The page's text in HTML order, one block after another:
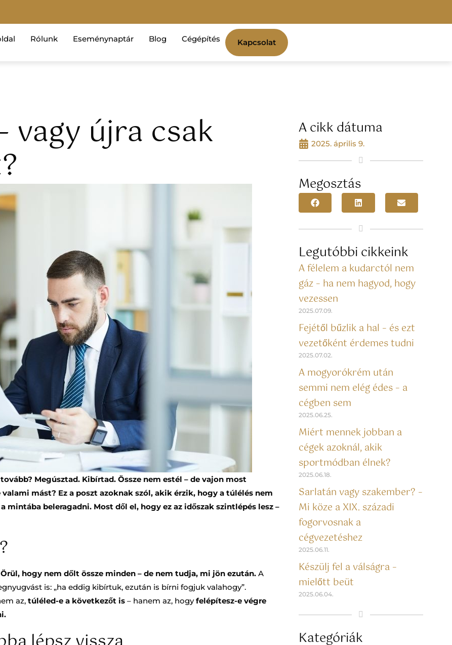
Rólunk Eseménynaptár Blog Cégépítés Kapcsolat
vagy újra csak
Megúsztad. Kibírtad. Össze nem estél – de vajon most
mást? Ez a poszt azoknak szól, akik érzik, hogy a túlélés nem
mintába beleragadni. Most dől el, hogy ez az időszak szintlépés lesz –
Örül, hogy nem dőlt össze minden – de nem tudja, mi jön ezután. A
is: „ha eddig kibírtuk, ezután is bírni fogjuk valahogy”.
az, túléled-e a következőt is – hanem az, hogyfelépítesz-e végre
A cikk dátuma
2025. április 9.
Megosztás
Legutóbbi cikkeink
A félelem a kudarctól nem
gáz – ha nem hagyod, hogy
vezessen
2025.07.09.
Fejétől bűzlik a hal – és ezt
vezetőként érdemes tudni
2025.07.02.
A mogyorókrém után
semmi nem elég édes – a
cégben sem
2025.06.25.
Miért mennek jobban a
cégek azoknál, akik
sportmódban élnek?
2025.06.18.
Sarlatán vagy szakember? –
Mi köze a XIX. századi
fogorvosnak a
cégvezetéshez
2025.06.11.
Készülj fel a válságra –
mielőtt beüt
2025.06.04.
Kategóriák